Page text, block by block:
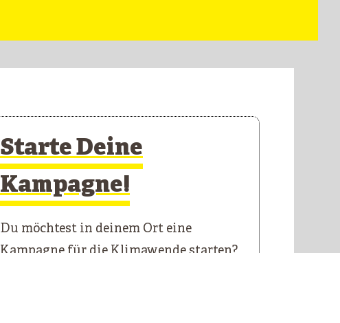
Starte Deine
Kampagne!
Du möchtest in deinem Ort eine
Kampagne für die Klimawende starten?